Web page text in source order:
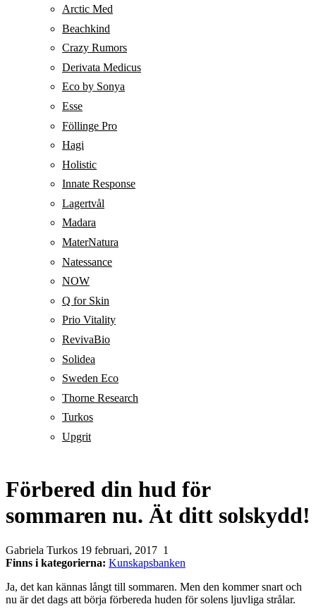
Arctic Med
Beachkind
Crazy Rumors
Derivata Medicus
Eco by Sonya
Esse
Föllinge Pro
Hagi
Holistic
Innate Response
Lagertvål
Madara
MaterNatura
Natessance
NOW
Q for Skin
Prio Vitality
RevivaBio
Solidea
Sweden Eco
Thorne Research
Turkos
Upgrit
Förbered din hud för
sommaren nu. Ät ditt solskydd!
Gabriela Turkos 19 februari, 2017 1
Finns i kategorierna: Kunskapsbanken
Ja, det kan kännas långt till sommaren. Men den kommer snart och
nu är det dags att börja förbereda huden för solens ljuvliga strålar.